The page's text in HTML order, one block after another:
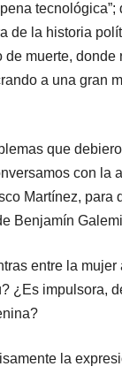
de la historia
muerte,
a una gran
que
con la
Martínez,
Benjamín
entre la
¿Es impulsora,
la